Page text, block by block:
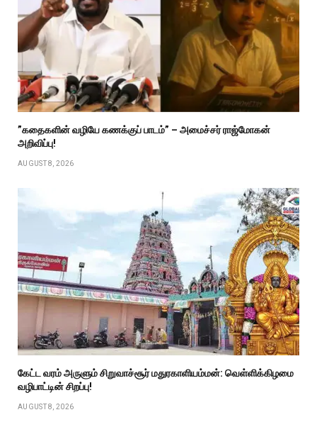
”கதைகளின் வழியே கணக்குப் பாடம்” – அமைச்சர் ராஜ்மோகன்
அறிவிப்பு!
AUGUST 8, 2026
கேட்ட வரம் அருளும் சிறுவாச்சூர் மதுரகாளியம்மன்: வெள்ளிக்கிழமை
வழிபாட்டின் சிறப்பு!
AUGUST 8, 2026